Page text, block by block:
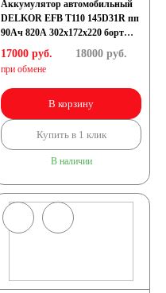
Аккумулятор автомобильный
DELKOR EFB T110 145D31R пп
90Ач 820А 302х172х220 борт
[D31]
17000 руб.
при обмене
18000руб.
В корзину
Купить в 1 клик
В наличии